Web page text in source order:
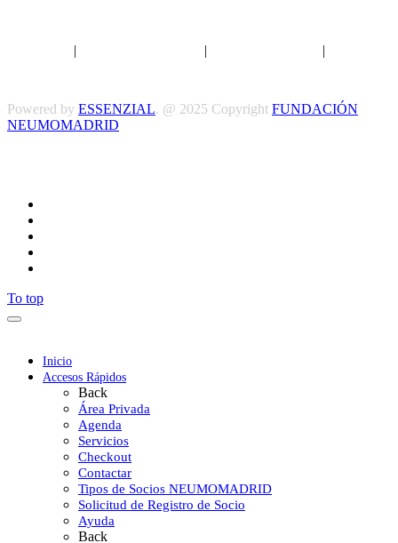
| | |
Powered by ESSENZIAL. @ 2025 Copyright FUNDACIÓN
NEUMOMADRID
To top
Inicio
Accesos Rápidos
Back
Área Privada
Agenda
Servicios
Checkout
Contactar
Tipos de Socios NEUMOMADRID
Solicitud de Registro de Socio
Ayuda
Back